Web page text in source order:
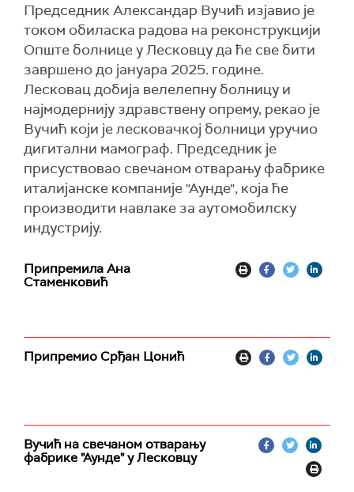
Председник Александар Вучић изјавио је
током обиласка радова на реконструкцији
Опште болнице у Лесковцу да ће све бити
завршено до јануара 2025. године.
Лесковац добија велелепну болницу и
најмодернију здравствену опрему, рекао је
Вучић који је лесковачкој болници уручио
дигитални мамограф. Председник je
присуствoвао свечаном отварању фабрике
италијанске компаније "Аунде", која ће
производити навлаке за аутомобилску
индустрију.
Припремила Ана
Стаменковић
Припремио Срђан Цонић
Вучић на свечаном отварању
фабрике "Аунде" у Лесковцу